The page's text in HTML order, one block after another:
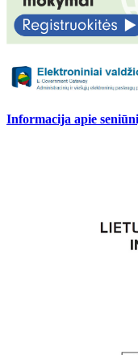
Informacija apie